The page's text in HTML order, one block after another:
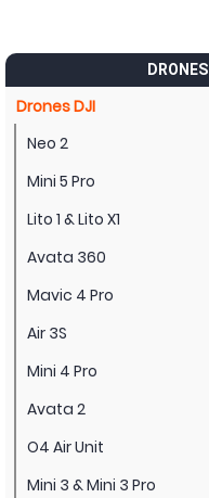
DRONES
Drones DJI
Neo 2
Mini 5 Pro
Lito 1 & Lito X1
Avata 360
Mavic 4 Pro
Air 3S
Mini 4 Pro
Avata 2
O4 Air Unit
Mini 3 & Mini 3 Pro